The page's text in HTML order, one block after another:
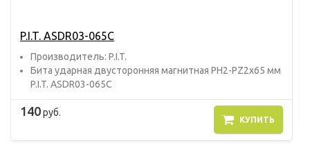
P.I.T. ASDR03-065C
Прoизвoдитель: P.I.T.
Бита ударная двусторонняя магнитная PH2-PZ2x65 мм
P.I.T. ASDR03-065C
140руб.
КУПИТЬ